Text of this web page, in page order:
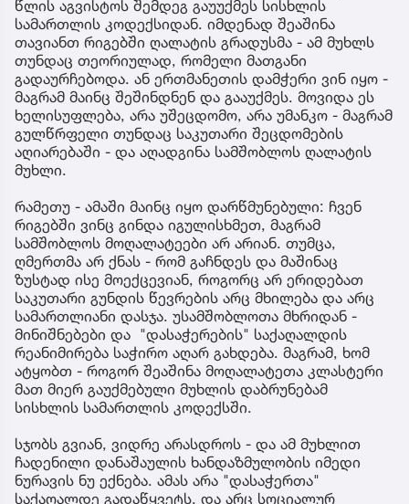
წლის აგვისტოს შემდეგ გაუუქმეს სისხლის
სამართლის კოდექსიდან. იმდენად შეაშინა
თავიანთ რიგებში ღალატის გრადუსმა - ამ მუხლს
თუნდაც თეორიულად, რომელი მათგანი
გადაურჩებოდა. ან ერთმანეთის დამჭერი ვინ იყო -
მაგრამ მაინც შეშინდნენ და გააუქმეს. მოვიდა ეს
ხელისუფლება, არა უშეცდომო, არა უმანკო - მაგრამ
გულწრფელი თუნდაც საკუთარი შეცდომების
აღიარებაში - და აღადგინა სამშობლოს ღალატის
მუხლი.
რამეთუ - ამაში მაინც იყო დარწმუნებული: ჩვენ
რიგებში ვინც გინდა იგულისხმეთ, მაგრამ
სამშობლოს მოღალატეები არ არიან. თუმცა,
ღმერთმა არ ქნას - რომ გაჩნდეს და მაშინაც
ზუსტად ისე მოექცევიან, როგორც არ ერიდებათ
საკუთარი გუნდის წევრების არც მხილება და არც
სამართლიანი დასჯა. უსამშობლოთა მხრიდან -
მინიშნებები და "დასაჭერების" საქაღალდის
რეანიმირება საჭირო აღარ გახდება. მაგრამ, ხომ
ატყობთ - როგორ შეაშინა მოღალატეთა კლასტერი
მათ მიერ გაუქმებული მუხლის დაბრუნებამ
სისხლის სამართლის კოდექსში.
სჯობს გვიან, ვიდრე არასდროს - და ამ მუხლით
ჩადენილი დანაშაულის ხანდაზმულობის იმედი
ნურავის ნუ ექნება. ამას არა "დასაჭერთა"
საქაღალდე გადაწყვეტს, და არც სოციალურ